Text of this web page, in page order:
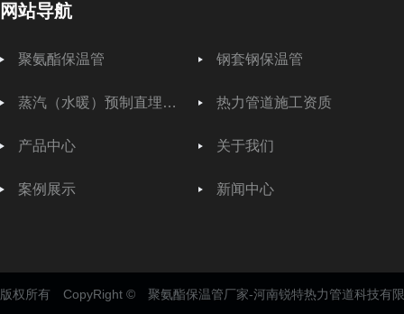
网站导航
聚氨酯保温管 钢套钢保温管
蒸汽（水暖）预制直埋保温管 热力管道施工资质
产品中心 关于我们
案例展示 新闻中心
版权所有 CopyRight © 聚氨酯保温管厂家-河南锐特热力管道科技有